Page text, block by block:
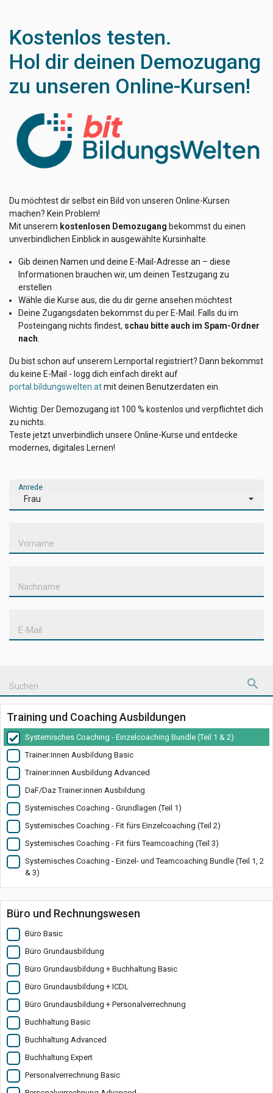
Kostenlos testen.
Hol dir deinen Demozugang
zu unseren Online-Kursen!
Du möchtest dir selbst ein Bild von unseren Online-Kursen
machen? Kein Problem!
Mit unserem kostenlosen Demozugang bekommst du einen
unverbindlichen Einblick in ausgewählte Kursinhalte.
Gib deinen Namen und deine E-Mail-Adresse an – diese
Informationen brauchen wir, um deinen Testzugang zu
erstellen
Wähle die Kurse aus, die du dir gerne ansehen möchtest
Deine Zugangsdaten bekommst du per E-Mail. Falls du im
Posteingang nichts findest, schau bitte auch im Spam-Ordner
nach.
Du bist schon auf unserem Lernportal registriert? Dann bekommst
du keine E-Mail - logg dich einfach direkt auf
portal.bildungswelten.atmit deinen Benutzerdaten ein.
Wichtig: Der Demozugang ist 100 % kostenlos und verpflichtet dich
zu nichts.
Teste jetzt unverbindlich unsere Online-Kurse und entdecke
modernes, digitales Lernen!
Frau
Anrede
Vorname
Nachname
E-Mail
Suchen
Training und Coaching Ausbildungen
Systemisches Coaching - Einzelcoaching Bundle (Teil 1 & 2)
Trainer:innen Ausbildung Basic
Trainer:innen Ausbildung Advanced
DaF/Daz Trainer:innen Ausbildung
Systemisches Coaching - Grundlagen (Teil 1)
Systemisches Coaching - Fit fürs Einzelcoaching (Teil 2)
Systemisches Coaching - Fit fürs Teamcoaching (Teil 3)
Systemisches Coaching - Einzel- und Teamcoaching Bundle (Teil 1, 2
& 3)
Büro und Rechnungswesen
Büro Basic
Büro Grundausbildung
Büro Grundausbildung + Buchhaltung Basic
Büro Grundausbildung + ICDL
Büro Grundausbildung + Personalverrechnung
Buchhaltung Basic
Buchhaltung Advanced
Buchhaltung Expert
Personalverrechnung Basic